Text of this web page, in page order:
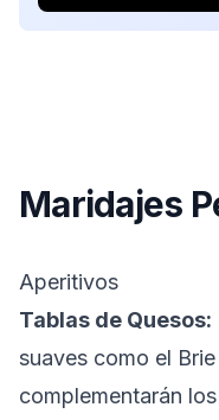
Maridajes
Aperitivos
Tablas de Quesos:
suaves como el
complementarán